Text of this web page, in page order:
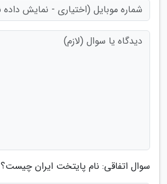
سوال اتفاقی: نام پایتخت ایران چیست؟